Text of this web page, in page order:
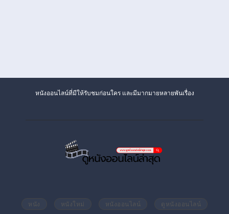
หนังออนไลน์ที่มีให้รับชมก่อนใคร และมีมากมายหลายพันเรื่อง
หนัง หนังใหม่ หนังออนไลน์ ดูหนังออนไลน์